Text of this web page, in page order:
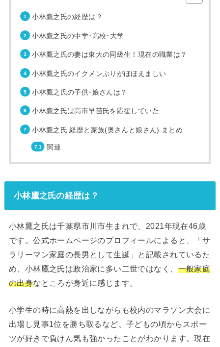
小林鷹之氏の経歴は？
小林鷹之氏の中学･高校･大学
小林鷹之氏の妻は東大の同級生！現在の職業は？
小林鷹之氏のイクメンぶりがほほえましい
小林鷹之氏の子供･娘さんは？
小林鷹之氏は高市早苗氏を応援していた
小林鷹之氏 経歴と家族(奥さんと娘さん) まとめ
関連
小林鷹之氏の経歴は？
小林鷹之氏は千葉県市川市生まれで、2021年現在46歳
です。公式ホームページのプロフィールによると、「サ
ラリーマン家庭の長男として生誕」と記載されているた
め、小林鷹之氏は政治家に多い二世ではなく、 一般家庭
の出身なところが身近に感じます。
小学生の時に高熱を出しながらも校内のマラソン大会に
出場し見事1位を勝ち取るなど、子どもの頃からスポー
ツが好きで負けん気も強かったことがわかります。現在